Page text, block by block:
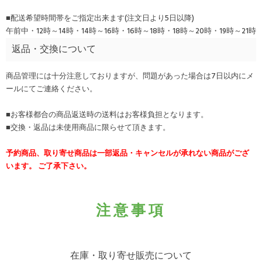
■配送希望時間帯をご指定出来ます(注文日より5日以降)
午前中・12時～14時・14時～16時・16時～18時・18時～20時・19時～21時
返品・交換について
商品管理には十分注意しておりますが、問題があった場合は7日以内にメ
ールにてご連絡ください。
■お客様都合の商品返送時の送料はお客様負担となります。
■交換・返品は未使用商品に限らせて頂きます。
予約商品、取り寄せ商品は一部返品・キャンセルが承れない商品がござ
います。 ご了承下さい。
注意事項
在庫・取り寄せ販売について